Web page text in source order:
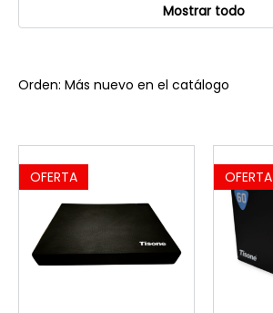
Mostrar todo
Orden: Más nuevo en el catálogo
OFERTA OFERTA